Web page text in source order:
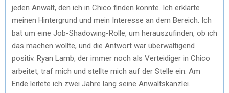
jeden Anwalt, den ich in Chico finden konnte. Ich erklärte
meinen Hintergrund und mein Interesse an dem Bereich. Ich
bat um eine Job-Shadowing-Rolle, um herauszufinden, ob ich
das machen wollte, und die Antwort war überwältigend
positiv. Ryan Lamb, der immer noch als Verteidiger in Chico
arbeitet, traf mich und stellte mich auf der Stelle ein. Am
Ende leitete ich zwei Jahre lang seine Anwaltskanzlei.